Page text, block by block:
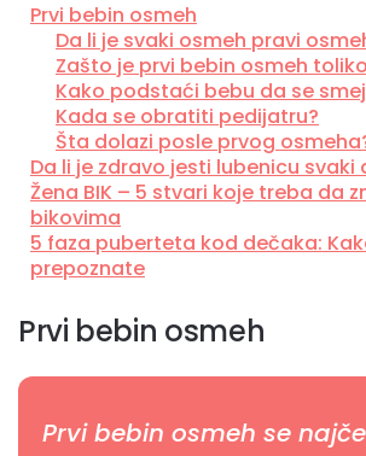
Prvi bebin osmeh
Da li je svaki osmeh pravi
Zašto je prvi bebin osmeh
Kako podstaći bebu da se
Kada se obratiti pedijatru?
Šta dolazi posle prvog
Da li je zdravo jesti lubenicu svaki
Žena BIK – 5 stvari koje treba da
bikovima
5 faza puberteta kod dečaka:
prepoznate
Prvi bebin osmeh
Prvi bebin osmeh se